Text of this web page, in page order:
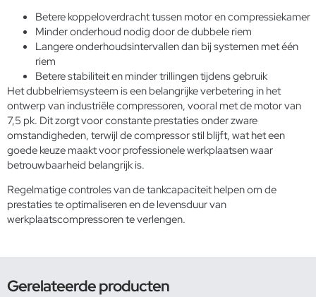
Betere koppeloverdracht tussen motor en compressiekamer
Minder onderhoud nodig door de dubbele riem
Langere onderhoudsintervallen dan bij systemen met één
riem
Betere stabiliteit en minder trillingen tijdens gebruik
Het dubbelriemsysteem is een belangrijke verbetering in het
ontwerp van industriële compressoren, vooral met de motor van
7,5 pk. Dit zorgt voor constante prestaties onder zware
omstandigheden, terwijl de compressor stil blijft, wat het een
goede keuze maakt voor professionele werkplaatsen waar
betrouwbaarheid belangrijk is.
Regelmatigecontroles van de tankcapaciteithelpen om de
prestaties te optimaliseren en de levensduur van
werkplaatscompressoren te verlengen.
Gerelateerde producten